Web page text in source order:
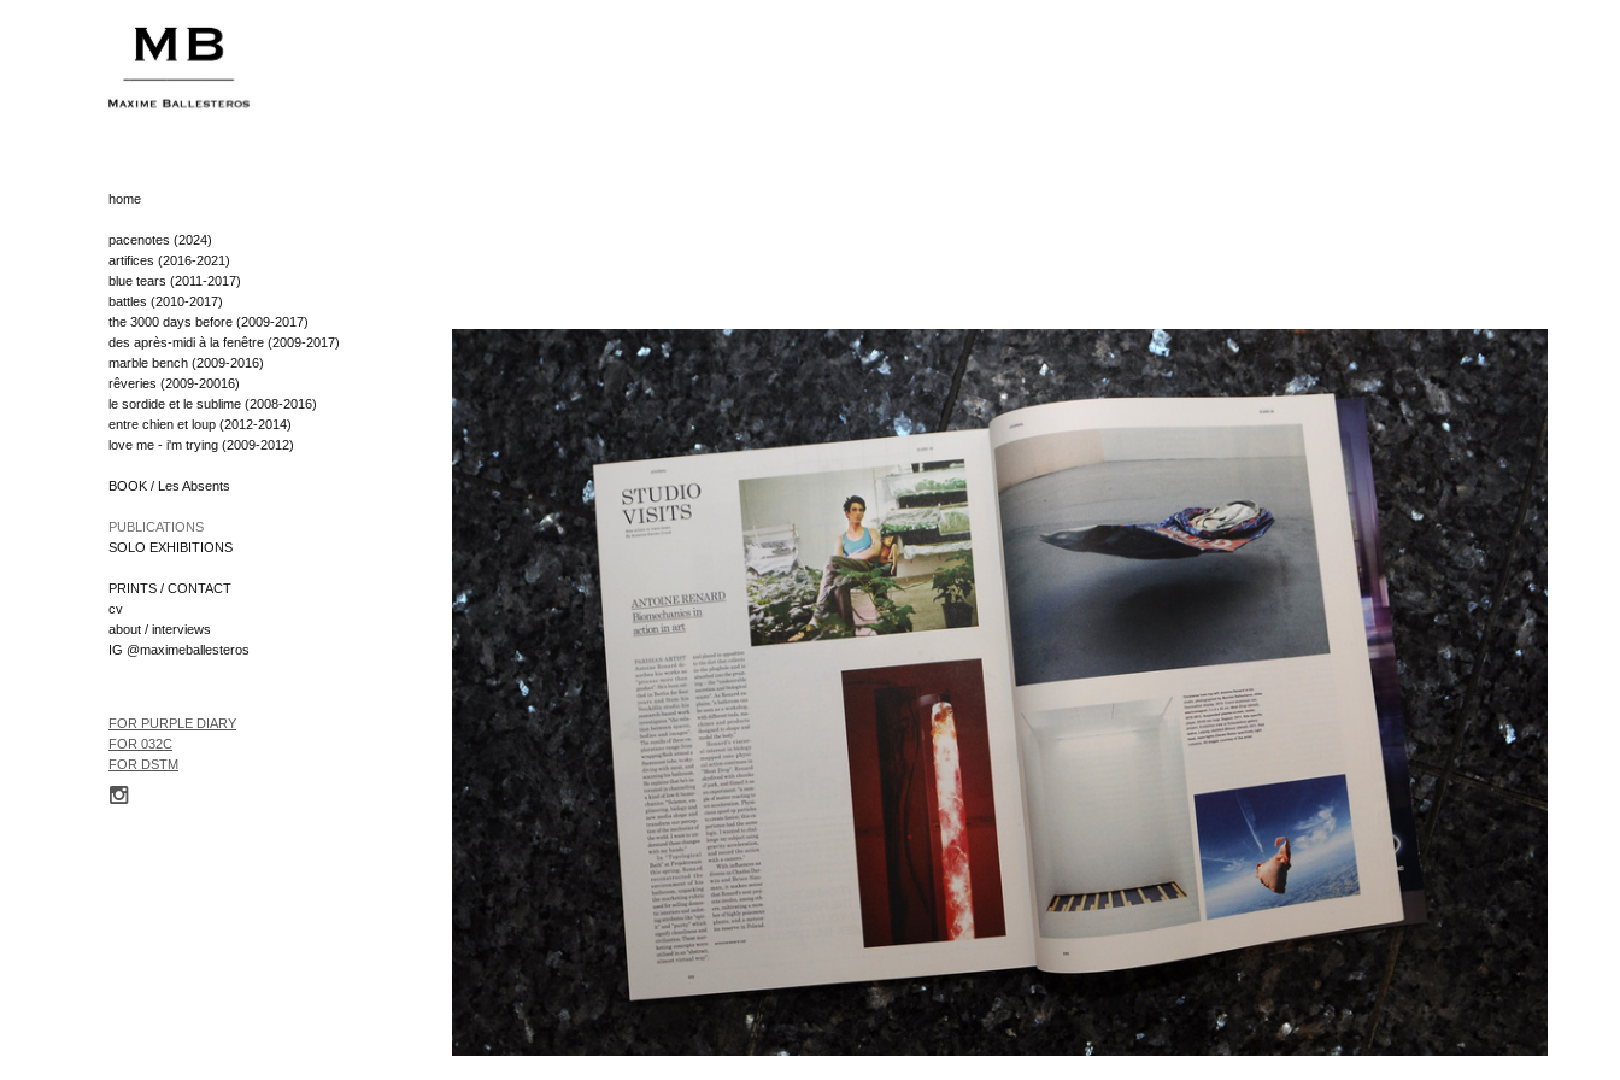
home
pacenotes (2024)
artifices (2016-2021)
blue tears (2011-2017)
battles (2010-2017)
the 3000 days before (2009-2017)
des après-midi à la fenêtre (2009-2017)
marble bench (2009-2016)
rêveries (2009-20016)
le sordide et le sublime (2008-2016)
entre chien et loup (2012-2014)
love me - i'm trying (2009-2012)
BOOK / Les Absents
PUBLICATIONS
SOLO EXHIBITIONS
PRINTS / CONTACT
cv
about / interviews
IG @maximeballesteros
FOR PURPLE DIARY
FOR 032C
FOR DSTM